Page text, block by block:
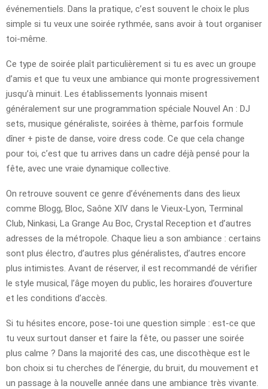
événementiels. Dans la pratique, c’est souvent le choix le plus
simple si tu veux une soirée rythmée, sans avoir à tout organiser
toi-même.
Ce type de soirée plaît particulièrement si tu es avec un groupe
d’amis et que tu veux une ambiance qui monte progressivement
jusqu’à minuit. Les établissements lyonnais misent
généralement sur une programmation spéciale Nouvel An : DJ
sets, musique généraliste, soirées à thème, parfois formule
dîner + piste de danse, voire dress code. Ce que cela change
pour toi, c’est que tu arrives dans un cadre déjà pensé pour la
fête, avec une vraie dynamique collective.
On retrouve souvent ce genre d’événements dans des lieux
comme Blogg, Bloc, Saône XIV dans le Vieux-Lyon, Terminal
Club, Ninkasi, La Grange Au Boc, Crystal Reception et d’autres
adresses de la métropole. Chaque lieu a son ambiance : certains
sont plus électro, d’autres plus généralistes, d’autres encore
plus intimistes. Avant de réserver, il est recommandé de vérifier
le style musical, l’âge moyen du public, les horaires d’ouverture
et les conditions d’accès.
Si tu hésites encore, pose-toi une question simple : est-ce que
tu veux surtout danser et faire la fête, ou passer une soirée
plus calme ? Dans la majorité des cas, une discothèque est le
bon choix si tu cherches de l’énergie, du bruit, du mouvement et
un passage à la nouvelle année dans une ambiance très vivante.